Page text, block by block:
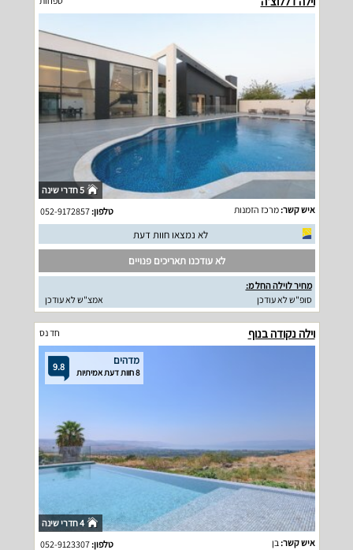
5 חדרי שינה
איש קשר:מרכז הזמנות טלפון:052-9172857
לא נמצאו חוות דעת
לא עודכנו תאריכים פנויים
מחיר לוילה החל מ:
סופ"ש לא עודכן
אמצ"ש לא עודכן
וילה נקודה בנוף חד נס
9.8 מדהים
8 חוות דעת אמיתיות
4 חדרי שינה
איש קשר: בן טלפון:052-9123307